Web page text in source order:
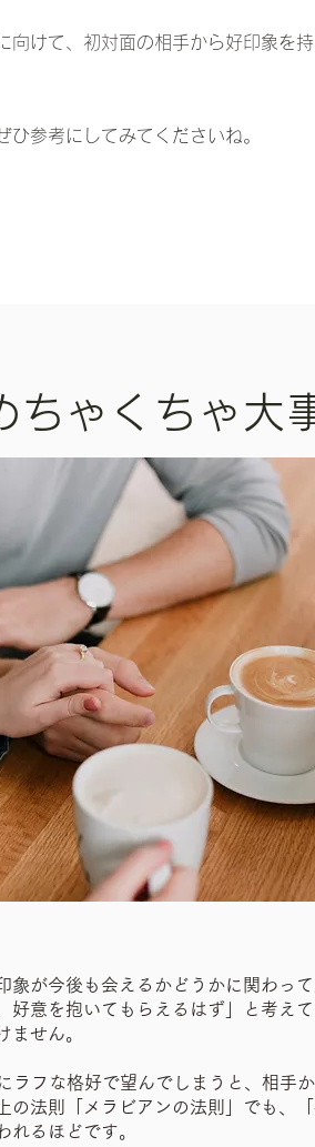
けて、初対面の相手から好印象を
参考にしてみてくださいね。
ちゃくちゃ大
象が今後も会えるかどうかに関わっ
好意を抱いてもらえるはず」と考え
ません。
ラフな格好で望んでしまうと、相手
の法則「メラビアンの法則」でも、
れるほどです。